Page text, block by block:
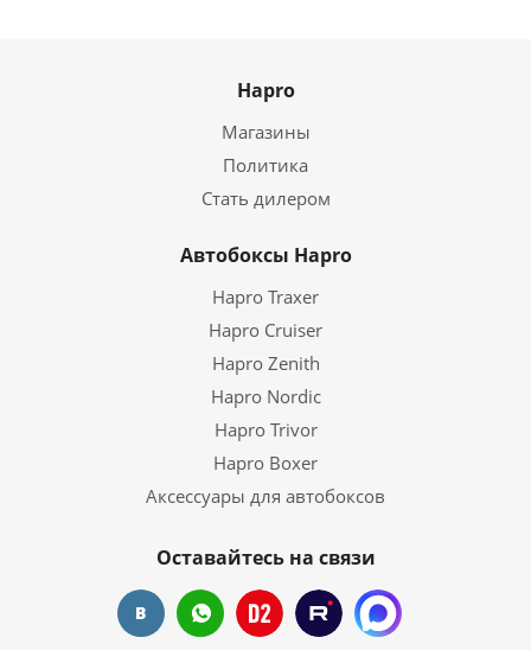
Hapro
Магазины
Политика
Стать дилером
Автобоксы Hapro
Hapro Traxer
Hapro Cruiser
Hapro Zenith
Hapro Nordic
Hapro Trivor
Hapro Boxer
Аксессуары для автобоксов
Оставайтесь на связи